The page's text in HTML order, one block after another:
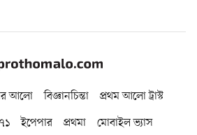
আলো বিজ্ঞানচিন্তা
প্রথম আলো ট্রাস্ট
ইপেপার প্রথমা মোবাইল ভ্যাস